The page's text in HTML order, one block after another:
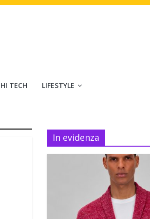
HI TECH LIFESTYLE
In evidenza